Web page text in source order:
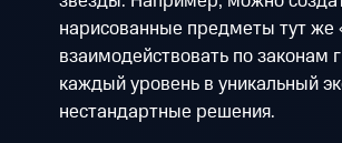
нарисованные предметы тут
взаимодействовать по
каждый уровень в уникальный
нестандартные решения.